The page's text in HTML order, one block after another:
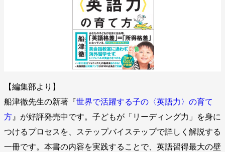
【編集部より】
船津徹先生の新著『世界で活躍する子の〈英語力〉の育て
方 』が好評発売中です。子どもが「リーディング力」を身に
つけるプロセスを、ステップバイステップで詳しく解説する
一冊です。本書の内容を実践することで、英語習得最大の壁